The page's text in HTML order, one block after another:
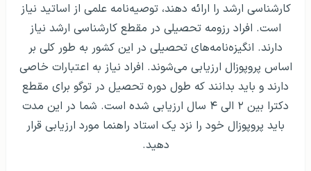
کارشناسی ارشد را ارائه دهند، توصیه‌نامه علمی از اساتید نیاز
است. افراد رزومه تحصیلی در مقطع کارشناسی ارشد نیاز
دارند. انگیزه‌نامه‌های تحصیلی در این کشور به طور کلی بر
اساس پروپوزال ارزیابی می‌شوند. افراد نیاز به اعتبارات خاصی
دارند و باید بدانند که طول دوره تحصیل در توگو برای مقطع
دکترا بین ۲ الی ۴ سال ارزیابی شده است. شما در این مدت
باید پروپوزال خود را نزد یک استاد راهنما مورد ارزیابی قرار
دهید.